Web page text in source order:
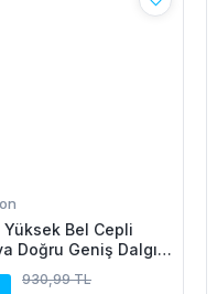
Yüksek Bel Cepli
Doğru Geniş Dalgıç
930,99 TL